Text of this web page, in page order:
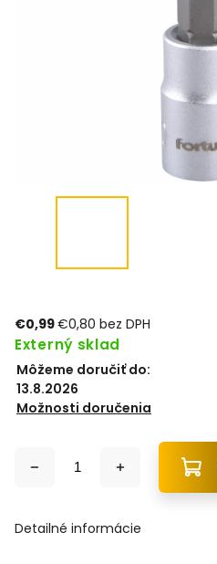
€0,99€0,80 bez DPH
Externý sklad
Môžeme doručiť do:
13.8.2026
Možnosti doručenia
Detailné informácie